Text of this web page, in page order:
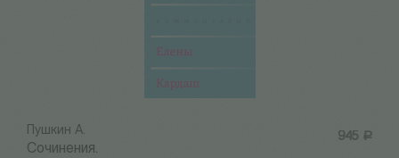
945 Р
Пушкин А.
Сочинения.